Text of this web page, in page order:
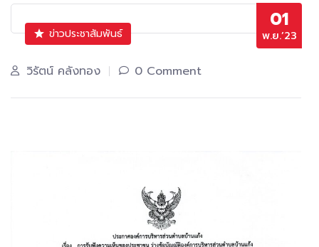
01
พ.ย.’23
ข่าวประชาสัมพันธ์
วิรัตน์ คลังทอง 0 Comment